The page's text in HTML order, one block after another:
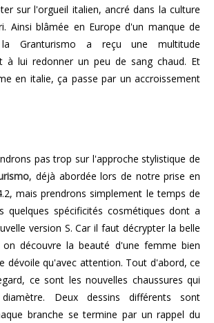
sur l'orgueil italien, ancré dans la culture
Ainsi blâmée en Europe d'un manque de
Granturismo a reçu une multitude
à lui redonner un peu de sang chaud. Et
en italie, ça passe par un accroissement
pas trop sur l'approche stylistique de
, déjà abordée lors de notre prise en
mais prendrons simplement le temps de
quelques spécificités cosmétiques dont a
version S. Car il faut décrypter la belle
découvre la beauté d'une femme bien
dévoile qu'avec attention. Tout d'abord, ce
ce sont les nouvelles chaussures qui
Deux dessins différents sont
branche se termine par un rappel du